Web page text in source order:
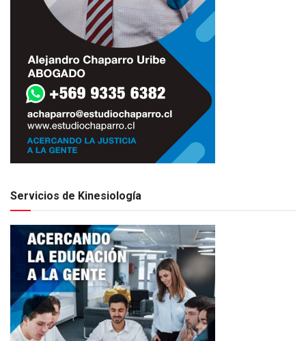
Servicios de Kinesiología